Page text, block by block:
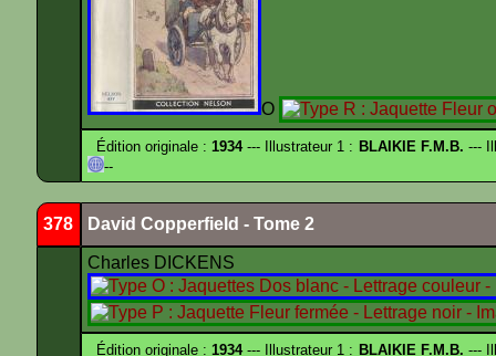
O
Édition originale :1934--- Illustrateur 1 : BLAIKIE F.M.B. ---
--
378 David Copperfield - Tome 2
Charles DICKENS
Édition originale :1934--- Illustrateur 1 : BLAIKIE F.M.B. ---